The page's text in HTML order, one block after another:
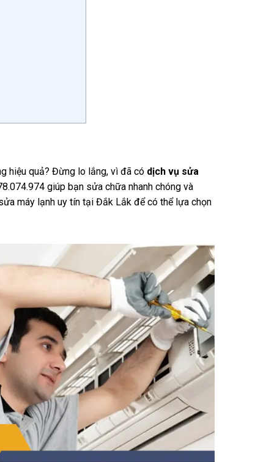
hiệu quả? Đừng lo lắng, vì đã có dịch vụ sửa
giúp bạn sửa chữa nhanh chóng và
máy lạnh uy tín tại Đắk Lắk để có thể lựa chọn